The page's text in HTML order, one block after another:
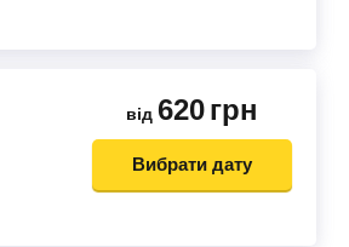
від 620грн
Вибрати дату